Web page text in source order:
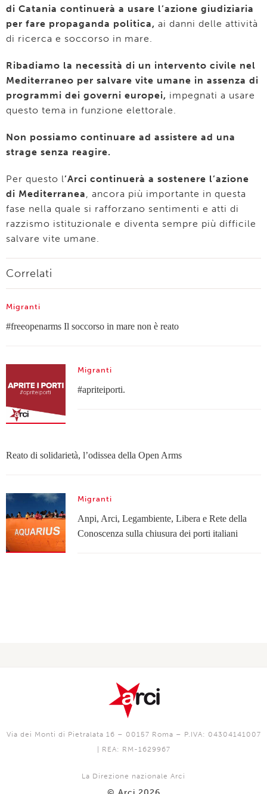
di Catania continuerà a usare l’azione giudiziaria
per fare propaganda politica, ai danni delle attività
di ricerca e soccorso in mare.
Ribadiamo la necessità di un intervento civile nel
Mediterraneo per salvare vite umane in assenza di
programmi dei governi europei, impegnati a usare
questo tema in funzione elettorale.
Non possiamo continuare ad assistere ad una
strage senza reagire.
Per questo l’Arci continuerà a sostenere l’azione
di Mediterranea, ancora più importante in questa
fase nella quale si rafforzano sentimenti e atti di
razzismo istituzionale e diventa sempre più difficile
salvare vite umane.
Correlati
Migranti
#freeopenarms Il soccorso in mare non è reato
Migranti
#apriteiporti.
Reato di solidarietà, l’odissea della Open Arms
Migranti
Anpi, Arci, Legambiente, Libera e Rete della
Conoscenza sulla chiusura dei porti italiani
Via dei Monti di Pietralata 16 – 00157 Roma – P.IVA: 04304141007
| REA: RM-1629967
La Direzione nazionale Arci